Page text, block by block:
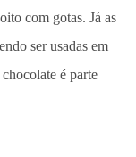
com gotas. Já as
ser usadas em
é parte